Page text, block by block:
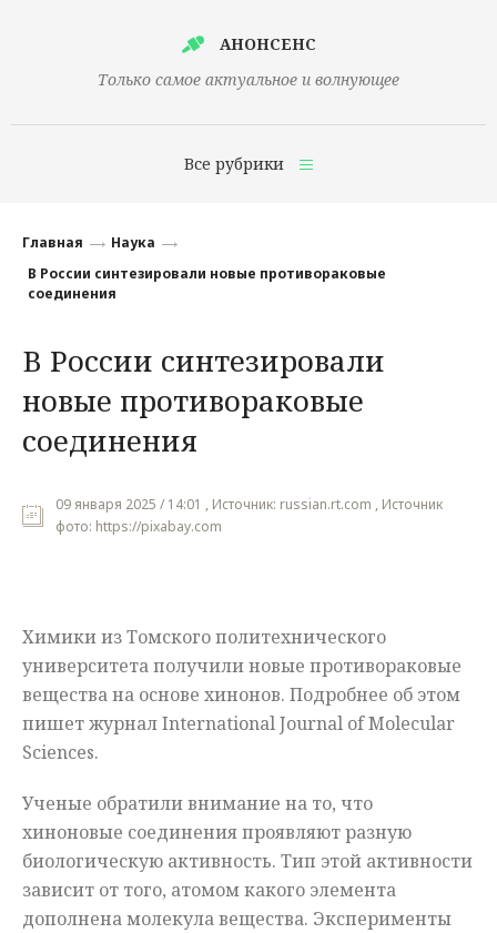
АНОНСЕНС
Только самое актуальное и волнующее
Все рубрики
Финансы
Наука
Культура
Общество
Мнения
Главная
Наука
В России синтезировали новые противораковые
соединения
В России синтезировали
новые противораковые
соединения
09 января 2025 / 14:01 , Источник: russian.rt.com , Источник
фото: https://pixabay.com
Химики из Томского политехнического
университета получили новые противораковые
вещества на основе хинонов. Подробнее об этом
пишет журнал International Journal of Molecular
Sciences.
Ученые обратили внимание на то, что
хиноновые соединения проявляют разную
биологическую активность. Тип этой активности
зависит от того, атомом какого элемента
дополнена молекула вещества. Эксперименты